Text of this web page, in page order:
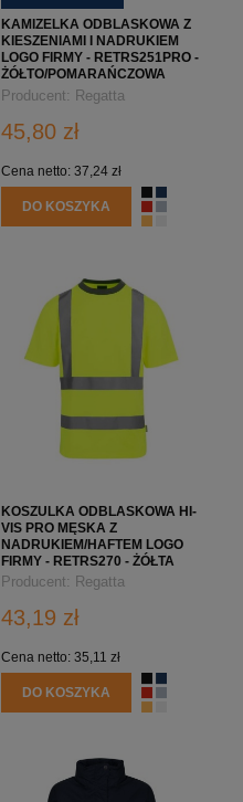
KAMIZELKA ODBLASKOWA Z
KIESZENIAMI I NADRUKIEM
LOGO FIRMY - RETRS251PRO -
ŻÓŁTO/POMARAŃCZOWA
Producent: Regatta
45,80 zł
Cena netto: 37,24 zł
DO KOSZYKA
KOSZULKA ODBLASKOWA HI-
VIS PRO MĘSKA Z
NADRUKIEM/HAFTEM LOGO
FIRMY - RETRS270 - ŻÓŁTA
Producent: Regatta
43,19 zł
Cena netto: 35,11 zł
DO KOSZYKA